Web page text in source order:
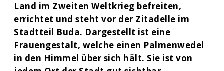
Land im Zweiten Weltkrieg befreiten,
errichtet und steht vor der Zitadelle im
Stadtteil Buda. Dargestellt ist eine
Frauengestalt, welche einen Palmenwedel
in den Himmel über sich hält. Sie ist von